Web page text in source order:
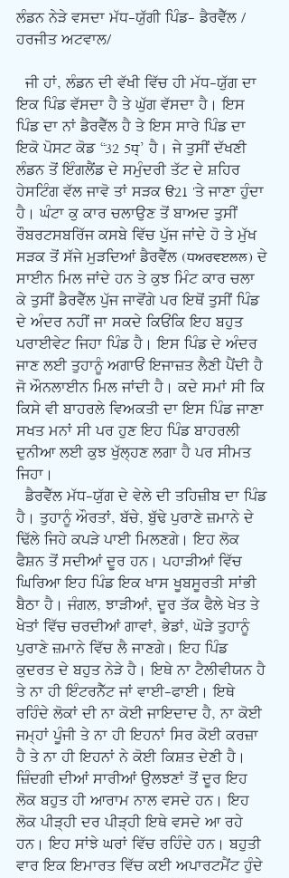
ਲੰਡਨ ਨੇੜੇ ਵਸਦਾ ਮੱਧ-ਯੁੱਗੀ ਪਿੰਡ- ਡੈਰਵੈੱਲ /
ਹਰਜੀਤ ਅਟਵਾਲ/
  ਜੀ ਹਾਂ, ਲੰਡਨ ਦੀ ਵੱਖੀ ਵਿੱਚ ਹੀ ਮੱਧ-ਯੁੱਗ ਦਾ
ਇਕ ਪਿੰਡ ਵੱਸਦਾ ਹੈ ਤੇ ਘੁੱਗ ਵੱਸਦਾ ਹੈ। ਇਸ
ਪਿੰਡ ਦਾ ਨਾਂ ਡੈਰਵੈੱਲ ਹੈ ਤੇ ਇਸ ਸਾਰੇ ਪਿੰਡ ਦਾ
ਇਕੋ ਪੋਸਟ ਕੋਡ ‘N32 5DR’ ਹੈ। ਜੇ ਤੁਸੀਂ ਦੱਖਣੀ
ਲੰਡਨ ਤੋਂ ਇੰਗਲੈਂਡ ਦੇ ਸਮੁੰਦਰੀ ਤੱਟ ਦੇ ਸ਼ਹਿਰ
ਹੇਸਟਿੰਗ ਵੱਲ ਜਾਵੋ ਤਾਂ ਸੜਕ A21 'ਤੇ ਜਾਣਾ ਹੁੰਦਾ
ਹੈ। ਘੰਟਾ ਕੁ ਕਾਰ ਚਲਾਉਣ ਤੋਂ ਬਾਅਦ ਤੁਸੀਂ
ਰੌਬਰਟਸਬਰਿੱਜ ਕਸਬੇ ਵਿੱਚ ਪੁੱਜ ਜਾਂਦੇ ਹੋ ਤੇ ਮੁੱਖ
ਸੜਕ ਤੋਂ ਸੱਜੇ ਮੁੜਦਿਆਂ ਡੈਰਵੈੱਲ (Darvell) ਦੇ
ਸਾਈਨ ਮਿਲ ਜਾਂਦੇ ਹਨ ਤੇ ਕੁਝ ਮਿੰਟ ਕਾਰ ਚਲਾ
ਕੇ ਤੁਸੀਂ ਡੈਰਵੈੱਲ ਪੁੱਜ ਜਾਵੋਂਗੇ ਪਰ ਇਥੋਂ ਤੁਸੀਂ ਪਿੰਡ
ਦੇ ਅੰਦਰ ਨਹੀਂ ਜਾ ਸਕਦੇ ਕਿਓਂਕਿ ਇਹ ਬਹੁਤ
ਪਰਾਈਵੇਟ ਜਿਹਾ ਪਿੰਡ ਹੈ। ਇਸ ਪਿੰਡ ਦੇ ਅੰਦਰ
ਜਾਣ ਲਈ ਤੁਹਾਨੂੰ ਅਗਾਓਂ ਇਜਾਜ਼ਤ ਲੈਣੀ ਪੈਂਦੀ ਹੈ
ਜੋ ਔਨਲਾਈਨ ਮਿਲ ਜਾਂਦੀ ਹੈ। ਕਦੇ ਸਮਾਂ ਸੀ ਕਿ
ਕਿਸੇ ਵੀ ਬਾਹਰਲੇ ਵਿਅਕਤੀ ਦਾ ਇਸ ਪਿੰਡ ਜਾਣਾ
ਸਖਤ ਮਨਾਂ ਸੀ ਪਰ ਹੁਣ ਇਹ ਪਿੰਡ ਬਾਹਰਲੀ
ਦੁਨੀਆ ਲਈ ਕੁਝ ਖੁੱਲ੍ਹਣ ਲਗਾ ਹੈ ਪਰ ਸੀਮਤ
ਜਿਹਾ।
ਹੈ। ਤੁਹਾਨੂੰ ਔਰਤਾਂ, ਬੱਚੇ, ਬੁੱਢੇ ਪੁਰਾਣੇ ਜ਼ਮਾਨੇ ਦੇ
ਢਿੱਲੇ ਜਿਹੇ ਕਪੜੇ ਪਾਈ ਮਿਲਣਗੇ। ਇਹ ਲੋਕ
ਫੈਸ਼ਨ ਤੋਂ ਸਦੀਆਂ ਦੂਰ ਹਨ। ਪਹਾੜੀਆਂ ਵਿੱਚ
ਘਿਰਿਆ ਇਹ ਪਿੰਡ ਇਕ ਖਾਸ ਖੂਬਸੂਰਤੀ ਸਾਂਭੀ
ਬੈਠਾ ਹੈ। ਜੰਗਲ, ਝਾੜੀਆਂ, ਦੂਰ ਤੱਕ ਫੈਲੇ ਖੇਤ ਤੇ
ਖੇਤਾਂ ਵਿੱਚ ਚਰਦੀਆਂ ਗਾਵਾਂ, ਭੇਡਾਂ, ਘੋੜੇ ਤੁਹਾਨੂੰ
ਪੁਰਾਣੇ ਜ਼ਮਾਨੇ ਵਿੱਚ ਲੈ ਜਾਣਗੇ। ਇਹ ਪਿੰਡ
ਕੁਦਰਤ ਦੇ ਬਹੁਤ ਨੇੜੇ ਹੈ। ਇਥੇ ਨਾ ਟੈਲੀਵੀਯਨ ਹੈ
ਤੇ ਨਾ ਹੀ ਇੰਟਰਨੈੱਟ ਜਾਂ ਵਾਈ-ਫਾਈ। ਇਥੇ
ਰਹਿੰਦੇ ਲੋਕਾਂ ਦੀ ਨਾ ਕੋਈ ਜਾਇਦਾਦ ਹੈ, ਨਾ ਕੋਈ
ਜਮ੍ਹਾਂ ਪੂੰਜੀ ਤੇ ਨਾ ਹੀ ਇਹਨਾਂ ਸਿਰ ਕੋਈ ਕਰਜ਼ਾ
ਹੈ ਤੇ ਨਾ ਹੀ ਇਹਨਾਂ ਨੇ ਕੋਈ ਕਿਸ਼ਤ ਦੇਣੀ ਹੈ।
ਜ਼ਿੰਦਗੀ ਦੀਆਂ ਸਾਰੀਆਂ ਉਲਝਣਾਂ ਤੋਂ ਦੂਰ ਇਹ
ਲੋਕ ਬਹੁਤ ਹੀ ਆਰਾਮ ਨਾਲ ਵਸਦੇ ਹਨ। ਇਹ
ਲੋਕ ਪੀੜ੍ਹੀ ਦਰ ਪੀੜ੍ਹੀ ਇਥੇ ਵਸਦੇ ਆ ਰਹੇ
ਹਨ। ਇਹ ਸਾਂਝੇ ਘਰਾਂ ਵਿੱਚ ਰਹਿੰਦੇ ਹਨ। ਬਹੁਤੀ
ਵਾਰ ਇਕ ਇਮਾਰਤ ਵਿੱਚ ਕਈ ਅਪਾਰਟਮੈਂਟ ਹੁੰਦੇ